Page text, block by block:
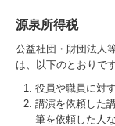
源泉所得税
公益社団・財団法人
は、以下のとおりです
役員や職員に対
講演を依頼した
筆を依頼した人